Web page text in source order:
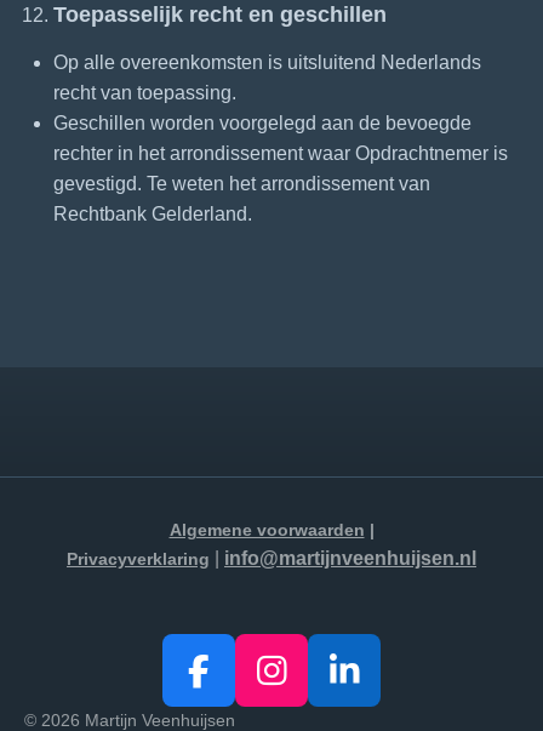
Toepasselijk recht en geschillen
Op alle overeenkomsten is uitsluitend Nederlands
recht van toepassing.
Geschillen worden voorgelegd aan de bevoegde
rechter in het arrondissement waar Opdrachtnemer is
gevestigd. Te weten het arrondissement van
Rechtbank Gelderland.
Algemene voorwaarden |
Privacyverklaring
info@martijnveenhuijsen.nl
F
a
I
L
© 2026 Martijn Veenhuijsen